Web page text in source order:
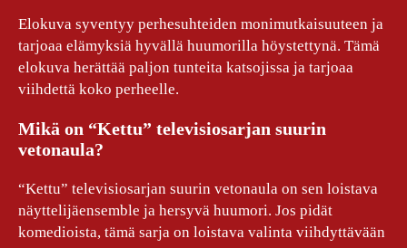
Elokuva syventyy perhesuhteiden monimutkaisuuteen ja
tarjoaa elämyksiä hyvällä huumorilla höystettynä. Tämä
elokuva herättää paljon tunteita katsojissa ja tarjoaa
viihdettä koko perheelle.
Mikä on “Kettu” televisiosarjan suurin
vetonaula?
“Kettu” televisiosarjan suurin vetonaula on sen loistava
näyttelijäensemble ja hersyvä huumori. Jos pidät
komedioista, tämä sarja on loistava valinta viihdyttävään